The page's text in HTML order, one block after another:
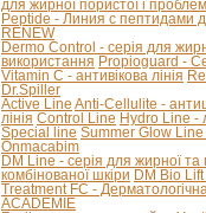
для жирної пористої і
Peptide - Линия с пептидами
RENEW
Dermo Control - серія для
використання Propioguard -
Vitamin C - антивікова лінія
Dr.Spiller
Active Line Anti-Cellulite -
лінія Control Line Hydro Line -
Special line Summer Glow Line
Onmacabim
DM Line - серія для жирної та
комбінованої шкіри DM Bio Lift
Treatment FC -
ACADEMIE